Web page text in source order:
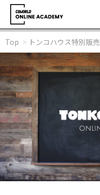
Top トンコハウス特別販売